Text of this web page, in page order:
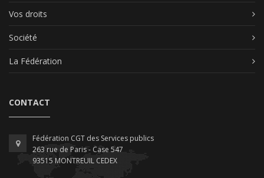
Vos droits
Société
La Fédération
CONTACT
Fédération CGT des Services publics
263 rue de Paris - Case 547
93515 MONTREUIL CEDEX